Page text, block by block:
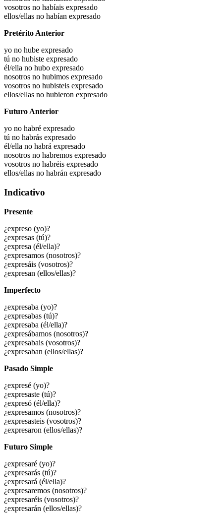
vosotros no habíais expresado
ellos/ellas no habían expresado
Pretérito Anterior
yo no hube expresado
tú no hubiste expresado
él/ella no hubo expresado
nosotros no hubimos expresado
vosotros no hubisteis expresado
ellos/ellas no hubieron expresado
Futuro Anterior
yo no habré expresado
tú no habrás expresado
él/ella no habrá expresado
nosotros no habremos expresado
vosotros no habréis expresado
ellos/ellas no habrán expresado
Indicativo
Presente
¿expreso (yo)?
¿expresas (tú)?
¿expresa (él/ella)?
¿expresamos (nosotros)?
¿expresáis (vosotros)?
¿expresan (ellos/ellas)?
Imperfecto
¿expresaba (yo)?
¿expresabas (tú)?
¿expresaba (él/ella)?
¿expresábamos (nosotros)?
¿expresabais (vosotros)?
¿expresaban (ellos/ellas)?
Pasado Simple
¿expresé (yo)?
¿expresaste (tú)?
¿expresó (él/ella)?
¿expresamos (nosotros)?
¿expresasteis (vosotros)?
¿expresaron (ellos/ellas)?
Futuro Simple
¿expresaré (yo)?
¿expresarás (tú)?
¿expresará (él/ella)?
¿expresaremos (nosotros)?
¿expresaréis (vosotros)?
¿expresarán (ellos/ellas)?